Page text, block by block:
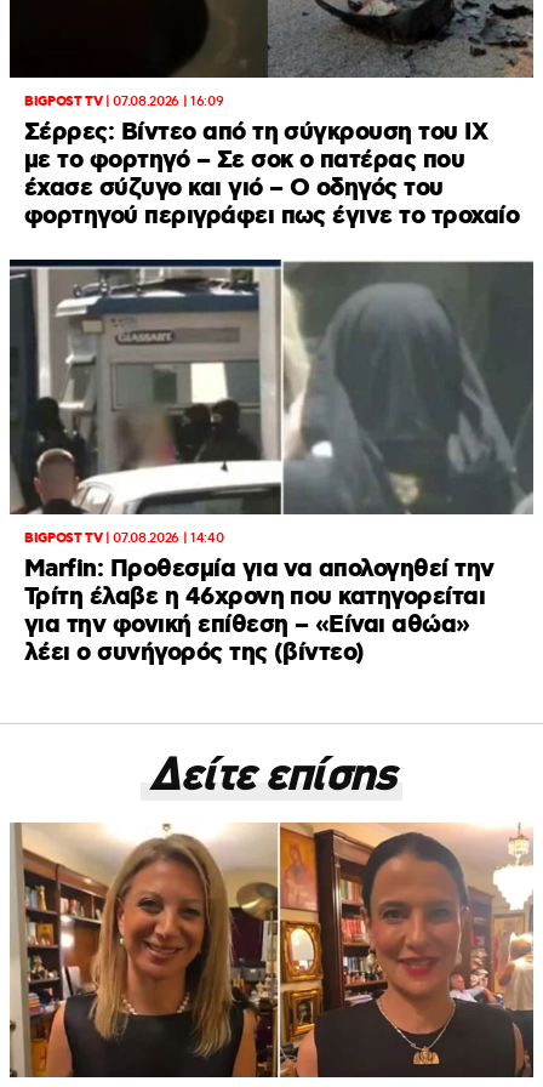
BIGPOST TV|07.08.2026 | 16:09
Σέρρες: Βίντεο από τη σύγκρουση του ΙΧ
με το φορτηγό – Σε σοκ ο πατέρας που
έχασε σύζυγο και γιό – Ο οδηγός του
φορτηγού περιγράφει πως έγινε το τροχαίο
BIGPOST TV|07.08.2026 | 14:40
Marfin: Προθεσμία για να απολογηθεί την
Τρίτη έλαβε η 46χρονη που κατηγορείται
για την φονική επίθεση – «Είναι αθώα»
λέει ο συνήγορός της (βίντεο)
Δείτε επίσης